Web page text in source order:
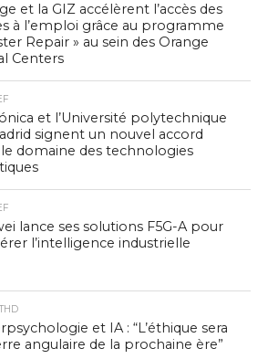
et la GIZ accélèrent l’accès des
à l’emploi grâce au programme
Repair » au sein des Orange
Centers
et l’Université polytechnique
signent un nouvel accord
le domaine des technologies
lance ses solutions F5G-A pour
l’intelligence industrielle
et IA : “L’éthique sera
angulaire de la prochaine ère”